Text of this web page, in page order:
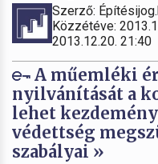
Szerző:
Közzétéve:
2013.12.20. 21:40
A műemléki
nyilvánítását a
lehet
védettség
szabályai »